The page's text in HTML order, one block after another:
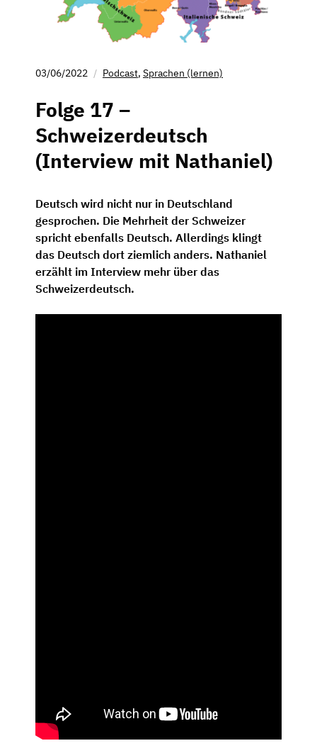
03/06/2022 Podcast, Sprachen (lernen)
Folge 17 –
Schweizerdeutsch
(Interview mit Nathaniel)
Deutsch wird nicht nur in Deutschland
gesprochen. Die Mehrheit der Schweizer
spricht ebenfalls Deutsch. Allerdings klingt
das Deutsch dort ziemlich anders. Nathaniel
erzählt im Interview mehr über das
Schweizerdeutsch.